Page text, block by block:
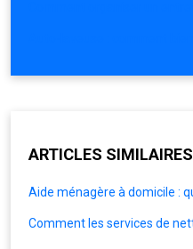
ARTICLES SIMILAIRES
Aide ménagère à domicile :
Comment les services de